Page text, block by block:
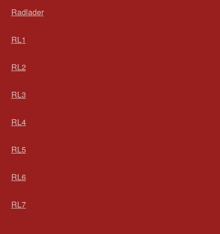
Radlader
RL1
RL2
RL3
RL4
RL5
RL6
RL7